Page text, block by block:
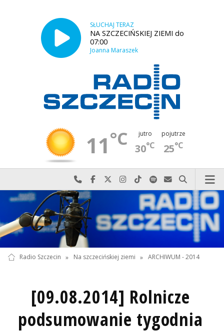
SŁUCHAJ TERAZ
NA SZCZECIŃSKIEJ ZIEMI do
07:00
Joanna Maraszek
11°C jutro
30°C
pojutrze
25°C
Najlepiej po prostu do nas zadzwoń
Odwiedź nas na Facebook-u
Odwiedź nas na X
Odwiedź nas na Instagram-ie
Odwiedź nas na TikTok-u
Szukaj nas na Spotify
Wyślij do nas
Szukaj
Radio Szczecin » Na szczecińskiej ziemi » ARCHIWUM - 2014
[09.08.2014] Rolnicze
podsumowanie tygodnia